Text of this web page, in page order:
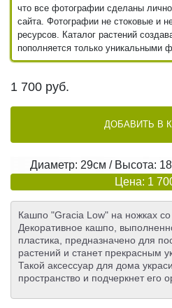
что все фотографии сделаны
сайта. Фотографии не стоковые и
ресурсов. Каталог растений
пополняется только уникальными
1 700 руб.
ДОБАВИТЬ В
Диаметр: 29см / Высота:
Цена: 1
Кашпо "Graсia Low" на ножках со
Декоративное кашпо,
пластика, предназначено для
растений и станет прекрасным
Такой аксессуар для дома
пространство и подчеркнет его